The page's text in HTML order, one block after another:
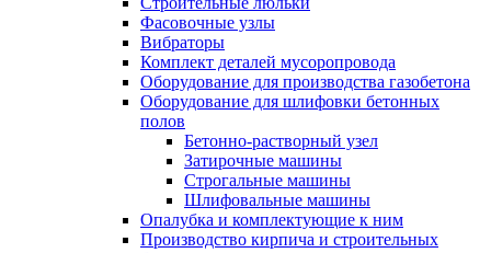
Фасовочные узлы
Вибраторы
Комплект деталей мусоропровода
Оборудование для производства газобетона
Оборудование для шлифовки бетонных
полов
Бетонно-растворный узел
Затирочные машины
Строгальные машины
Шлифовальные машины
Опалубка и комплектующие к ним
Производство кирпича и строительных